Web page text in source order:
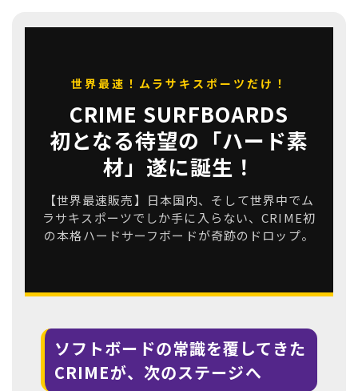
世界最速！ムラサキスポーツだけ！
CRIME SURFBOARDS
初となる待望の「ハード素
材」遂に誕生！
【世界最速販売】日本国内、そして世界中でム
ラサキスポーツでしか手に入らない、CRIME初
の本格ハードサーフボードが奇跡のドロップ。
ソフトボードの常識を覆してきた
CRIMEが、次のステージへ